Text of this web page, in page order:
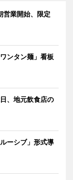
業開始、限定
ンタン麺」看板
、地元飲食店の
ーシブ」形式導